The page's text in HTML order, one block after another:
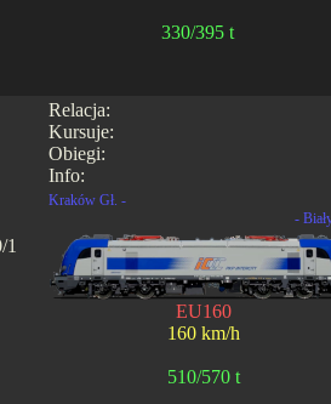
330/395 t
Relacja:
Kursuje:
Obiegi:
Info:
1
Kraków Gł. -
-
EU160
160 km/h
510/570 t